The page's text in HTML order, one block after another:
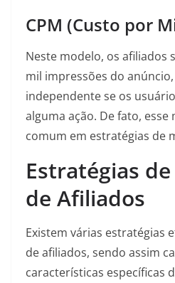
CPM (Custo por
Neste modelo, os afiliados
mil impressões do
independente se os
alguma ação. De fato, esse
comum em estratégias de
Estratégias
de Afiliados
Existem várias estratégias
de afiliados, sendo assim
características específicas